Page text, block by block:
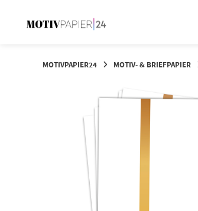
MOTIVPAPIER24 MOTIV- & BRIEFPAPIER